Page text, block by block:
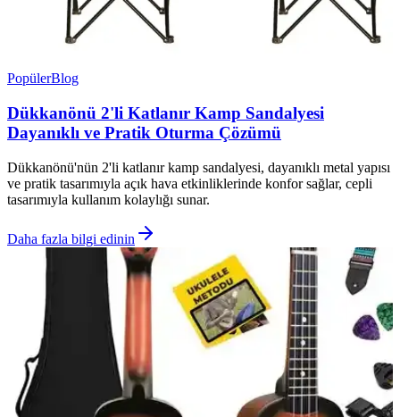
PopülerBlog
Dükkanönü 2'li Katlanır Kamp Sandalyesi
Dayanıklı ve Pratik Oturma Çözümü
Dükkanönü'nün 2'li katlanır kamp sandalyesi, dayanıklı metal yapısı
ve pratik tasarımıyla açık hava etkinliklerinde konfor sağlar, cepli
tasarımıyla kullanım kolaylığı sunar.
Daha fazla bilgi edinin